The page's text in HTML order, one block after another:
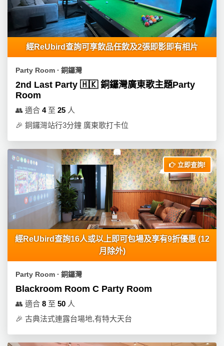
到
美
色
蛋
糕
花
花
藝
禮
品
訂
禮
場
地
置
用
品
朋
會
慶
祝
生
拍
拖
企
/
司
動
親
活
活
動
員
會
員
需
夾
時
間
器
情
心
願
清
關
經ReUbird查詢可享飲品任飲及2張即影即有相片
Party Room ∙ 銅鑼灣
2nd Last Party 🇭🇰 銅鑼灣廣東歌主題Party
Room
👥 適合 4至 25 人
🎉 銅鑼灣站行3分鐘 廣東歌打卡位
立即查詢!
經ReUbird查詢16人或以上即可包場及享有9折優惠 (12
月除外)
Party Room ∙ 銅鑼灣
Blackroom Room C Party Room
👥 適合 8 至 50 人
🎉 古典法式連露台場地,有特大天台